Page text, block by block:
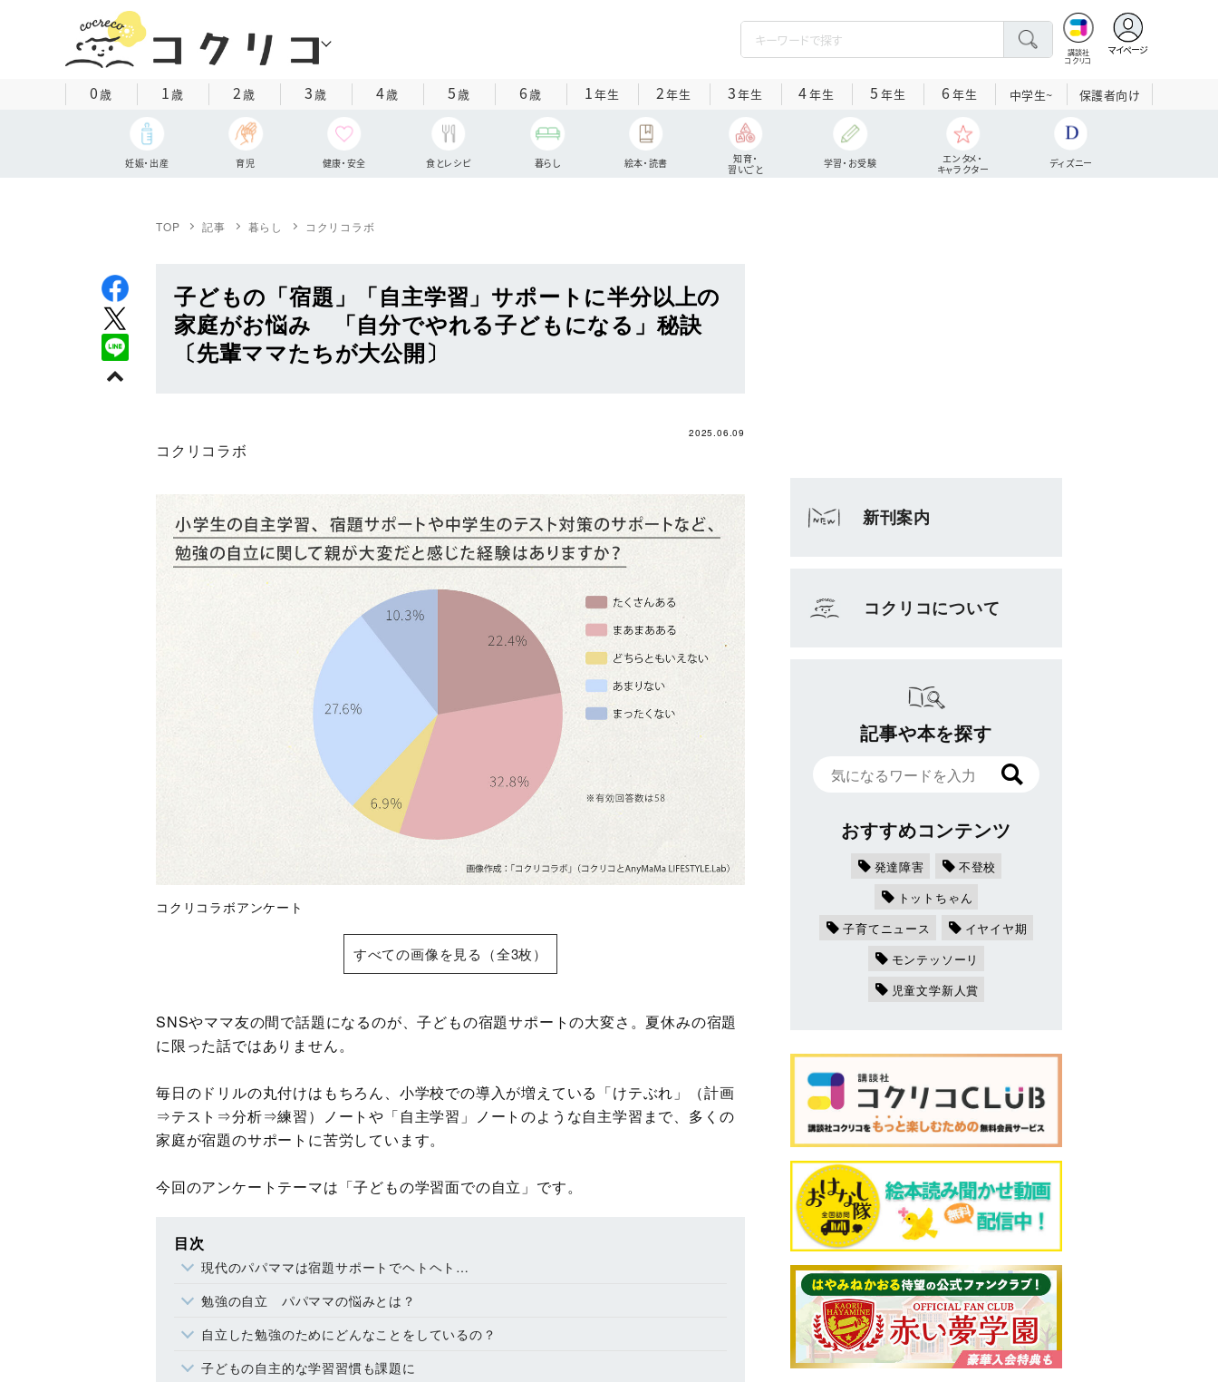
講談社
コクリコ
マイページ
0歳 1歳 2歳 3歳 4歳 5歳 6歳 1年生 2年生 3年生 4年生 5 年生 6 年生 中学生~ 保護者向け
妊娠・出産 育児 健康・安全 食とレシピ 暮らし 絵本・読書
知育・
習いごと
学習・お受験
エンタメ・
キャラクター
ディズニー
TOP 記事 暮らし コクリコラボ
子どもの「宿題」「自主学習」サポートに半分以上の
家庭がお悩み 「自分でやれる子どもになる」秘訣
〔先輩ママたちが大公開〕
2025.06.09
コクリコラボ
コクリコラボアンケート
すべての画像を見る（全3枚）
SNSやママ友の間で話題になるのが、子どもの宿題サポートの大変さ。夏休みの宿題
に限った話ではありません。
毎日のドリルの丸付けはもちろん、小学校での導入が増えている「けテぶれ」（計画
⇒テスト⇒分析⇒練習）ノートや「自主学習」ノートのような自主学習まで、多くの
家庭が宿題のサポートに苦労しています。
今回のアンケートテーマは「子どもの学習面での自立」です。
目次
現代のパパママは宿題サポートでヘトヘト…
勉強の自立 パパママの悩みとは？
自立した勉強のためにどんなことをしているの？
子どもの自主的な学習習慣も課題に
新刊案内
コクリコについて
記事や本を探す
おすすめコンテンツ
発達障害
不登校
トットちゃん
子育てニュース
イヤイヤ期
モンテッソーリ
児童文学新人賞